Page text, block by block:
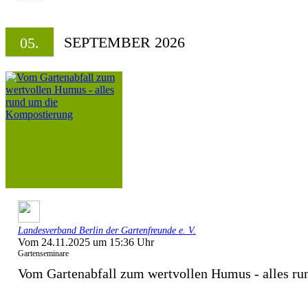
05. SEPTEMBER 2026
Landesverband Berlin der Gartenfreunde e. V.
Vom 24.11.2025 um 15:36 Uhr
Gartenseminare
Vom Gartenabfall zum wertvollen Humus - alles